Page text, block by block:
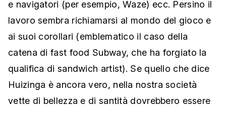
e navigatori (per esempio, Waze) ecc. Persino il
lavoro sembra richiamarsi al mondo del gioco e
ai suoi corollari (emblematico il caso della
catena di fast food Subway, che ha forgiato la
qualifica di sandwich artist). Se quello che dice
Huizinga è ancora vero, nella nostra società
vette di bellezza e di santità dovrebbero essere